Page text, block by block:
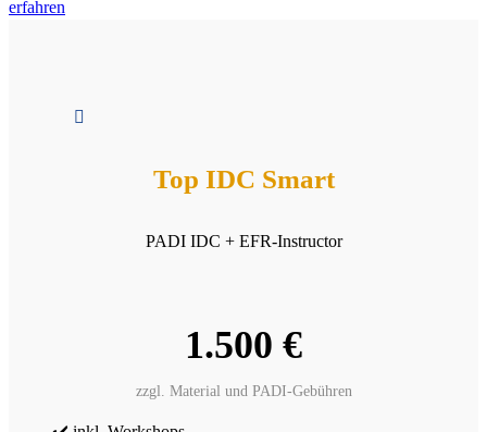
erfahren

Top IDC Smart
PADI IDC + EFR-Instructor
1.500 €
zzgl. Material und PADI-Gebühren